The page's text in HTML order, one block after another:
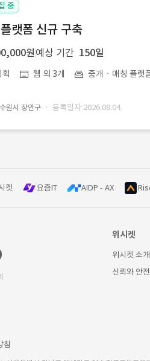
중
랫폼 신규 구축
원 예상 기간 150일
웹 외 3개 중개ㆍ매칭 플랫
원시 장안구 · 등록일자 2026.08.04.
켓 요즘IT AIDP - AX
위시켓
위시켓 소개
신뢰와 안전
침